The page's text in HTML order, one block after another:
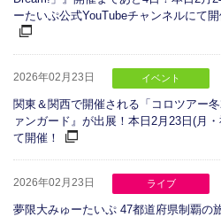
ーたいぷ公式YouTubeチャンネルにて
2026年02月23日 イベント
関東＆関西で開催される「コロツアー
ァンガード』が出展！本日2月23日(月
て開催！
2026年02月23日 ライブ
夢限大みゅーたいぷ 47都道府県制覇の